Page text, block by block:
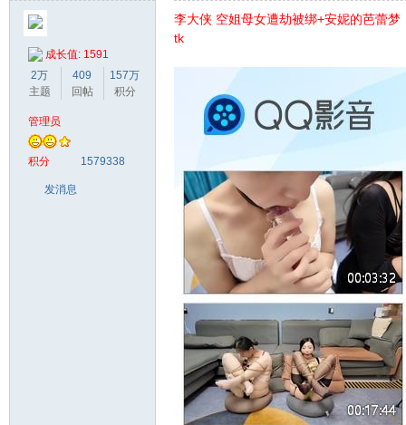
成长值: 1591
2万
主题
409
回帖
157万
积分
管理员
积分 1579338
发消息
李大侠 空姐母女遭劫被绑+安妮的芭蕾
tk